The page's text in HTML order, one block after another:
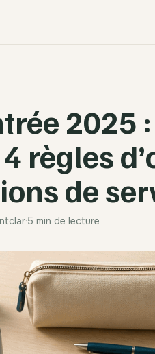
2025
règles
de
·5 min de lecture